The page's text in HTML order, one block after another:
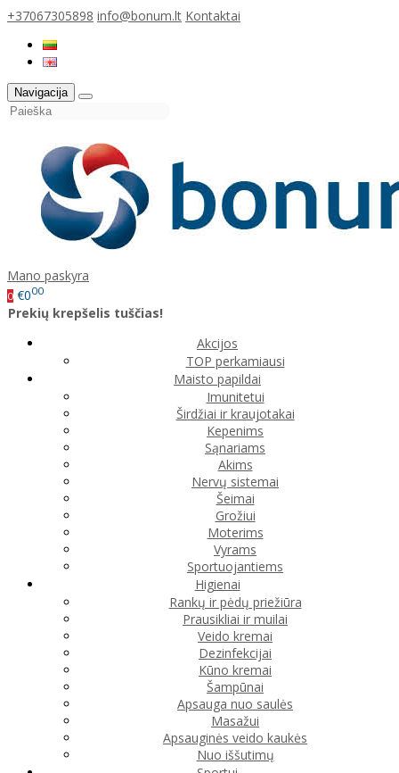
+37067305898 info@bonum.lt Kontaktai
Navigacija
Mano paskyra
0 €000
Prekių krepšelis tuščias!
Akcijos
TOP perkamiausi
Maisto papildai
Imunitetui
Širdžiai ir kraujotakai
Kepenims
Sąnariams
Akims
Nervų sistemai
Šeimai
Grožiui
Moterims
Vyrams
Sportuojantiems
Higienai
Rankų ir pėdų priežiūra
Prausikliai ir muilai
Veido kremai
Dezinfekcijai
Kūno kremai
Šampūnai
Apsauga nuo saulės
Masažui
Apsauginės veido kaukės
Nuo iššutimų